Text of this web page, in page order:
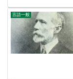
言語一般